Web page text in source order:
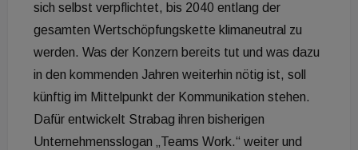
sich selbst verpflichtet, bis 2040 entlang der
gesamten Wertschöpfungskette klimaneutral zu
werden. Was der Konzern bereits tut und was dazu
in den kommenden Jahren weiterhin nötig ist, soll
künftig im Mittelpunkt der Kommunikation stehen.
Dafür entwickelt Strabag ihren bisherigen
Unternehmensslogan „Teams Work.“ weiter und